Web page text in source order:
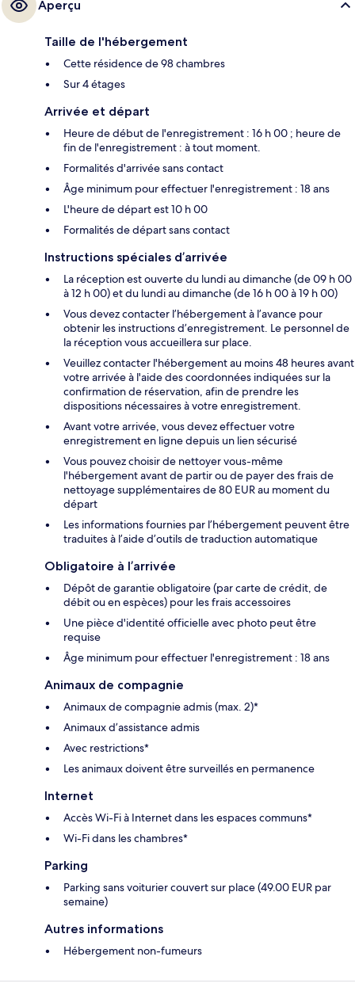
Aperçu
Taille de l'hébergement
Cette résidence de 98 chambres
Sur 4 étages
Arrivée et départ
Heure de début de l'enregistrement : 16 h 00 ; heure de
fin de l'enregistrement : à tout moment.
Formalités d'arrivée sans contact
Âge minimum pour effectuer l'enregistrement : 18 ans
L'heure de départ est 10 h 00
Formalités de départ sans contact
Instructions spéciales d’arrivée
La réception est ouverte du lundi au dimanche (de 09 h 00
à 12 h 00) et du lundi au dimanche (de 16 h 00 à 19 h 00)
Vous devez contacter l’hébergement à l’avance pour
obtenir les instructions d’enregistrement. Le personnel de
la réception vous accueillera sur place.
Veuillez contacter l'hébergement au moins 48 heures avant
votre arrivée à l'aide des coordonnées indiquées sur la
confirmation de réservation, afin de prendre les
dispositions nécessaires à votre enregistrement.
Avant votre arrivée, vous devez effectuer votre
enregistrement en ligne depuis un lien sécurisé
Vous pouvez choisir de nettoyer vous-même
l'hébergement avant de partir ou de payer des frais de
nettoyage supplémentaires de 80 EUR au moment du
départ
Les informations fournies par l’hébergement peuvent être
traduites à l’aide d’outils de traduction automatique
Obligatoire à l’arrivée
Dépôt de garantie obligatoire (par carte de crédit, de
débit ou en espèces) pour les frais accessoires
Une pièce d'identité officielle avec photo peut être
requise
Âge minimum pour effectuer l'enregistrement : 18 ans
Animaux de compagnie
Animaux de compagnie admis (max. 2)*
Animaux d’assistance admis
Avec restrictions*
Les animaux doivent être surveillés en permanence
Internet
Accès Wi-Fi à Internet dans les espaces communs*
Wi-Fi dans les chambres*
Parking
Parking sans voiturier couvert sur place (49.00 EUR par
semaine)
Autres informations
Hébergement non-fumeurs